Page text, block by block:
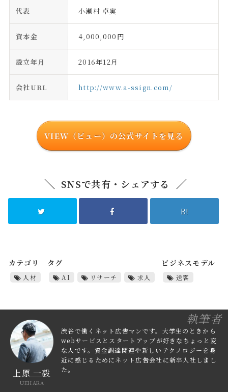
代表 小瀬村 卓実
資本金 4,000,000円
設立年月 2016年12月
会社URL http://www.a-ssign.com/
VIEW（ビュー）の公式サイトを見る
SNSで共有・シェアする
B!
カテゴリ
人材
タグ
AI リサーチ 求人
ビジネスモデル
送客
上原 一毅
UEHARA
渋谷で働くネット広告マンです。大学生のときから
webサービスとスタートアップが好きなちょっと変
な人です。資金調達関連や新しいテクノロジーを身
近に感じるためにネット広告会社に新卒入社しまし
た。
執筆者